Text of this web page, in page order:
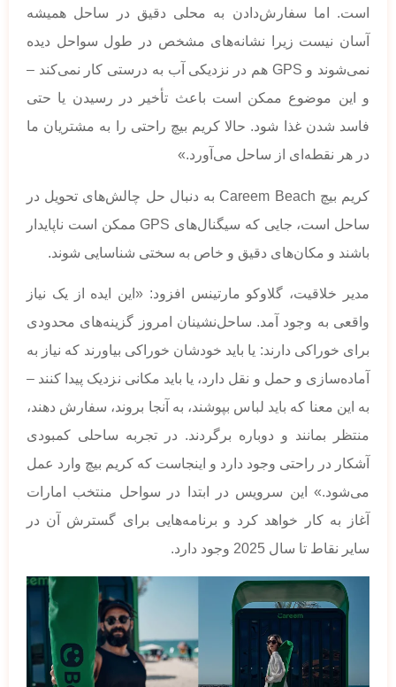
است. اما سفارش‌دادن به محلی دقیق در ساحل همیشه
آسان نیست زیرا نشانه‌های مشخص در طول سواحل دیده
نمی‌شوند و GPS هم در نزدیکی آب به درستی کار نمی‌کند –
و این موضوع ممکن است باعث تأخیر در رسیدن یا حتی
فاسد شدن غذا شود. حالا کریم بیچ راحتی را به مشتریان ما
در هر نقطه‌ای از ساحل می‌آورد.»
کریم بیچ Careem Beach به دنبال حل چالش‌های تحویل در
ساحل است، جایی که سیگنال‌های GPS ممکن است ناپایدار
باشند و مکان‌های دقیق و خاص به سختی شناسایی شوند.
مدیر خلاقیت، گلاوکو مارتینس افزود: «این ایده از یک نیاز
واقعی به وجود آمد. ساحل‌نشینان امروز گزینه‌های محدودی
برای خوراکی دارند: یا باید خودشان خوراکی بیاورند که نیاز به
آماده‌سازی و حمل و نقل دارد، یا باید مکانی نزدیک پیدا کنند –
به این معنا که باید لباس بپوشند، به آنجا بروند، سفارش دهند،
منتظر بمانند و دوباره برگردند. در تجربه ساحلی کمبودی
آشکار در راحتی وجود دارد و اینجاست که کریم بیچ وارد عمل
می‌شود.» این سرویس در ابتدا در سواحل منتخب امارات
آغاز به کار خواهد کرد و برنامه‌هایی برای گسترش آن در
سایر نقاط تا سال 2025 وجود دارد.